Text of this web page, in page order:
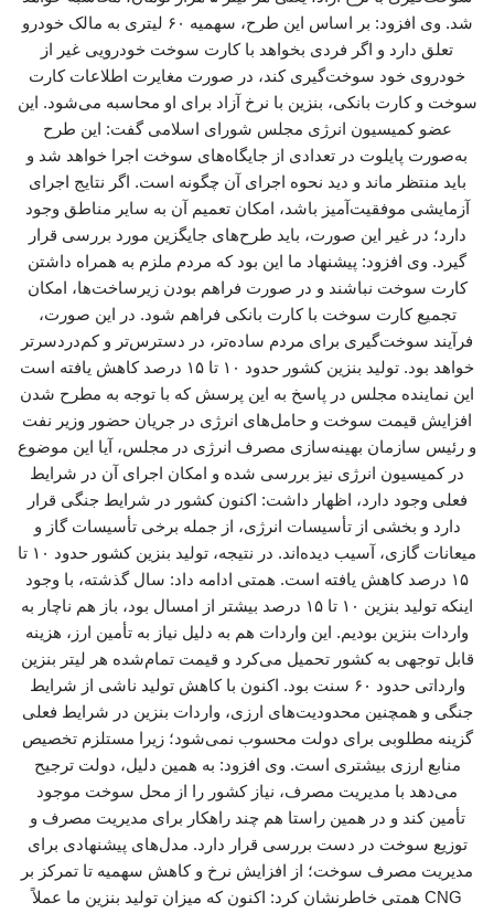
شد. وی افزود: بر اساس این طرح، سهمیه ۶۰ لیتری به مالک خودرو
تعلق دارد و اگر فردی بخواهد با کارت سوخت خودرویی غیر از
خودروی خود سوخت‌گیری کند، در صورت مغایرت اطلاعات کارت
سوخت و کارت بانکی، بنزین با نرخ آزاد برای او محاسبه می‌شود. این
عضو کمیسیون انرژی مجلس شورای اسلامی گفت: این طرح
به‌صورت پایلوت در تعدادی از جایگاه‌های سوخت اجرا خواهد شد و
باید منتظر ماند و دید نحوه اجرای آن چگونه است. اگر نتایج اجرای
آزمایشی موفقیت‌آمیز باشد، امکان تعمیم آن به سایر مناطق وجود
دارد؛ در غیر این صورت، باید طرح‌های جایگزین مورد بررسی قرار
گیرد. وی افزود: پیشنهاد ما این بود که مردم ملزم به همراه داشتن
کارت سوخت نباشند و در صورت فراهم بودن زیرساخت‌ها، امکان
تجمیع کارت سوخت با کارت بانکی فراهم شود. در این صورت،
فرآیند سوخت‌گیری برای مردم ساده‌تر، در دسترس‌تر و کم‌دردسرتر
خواهد بود. تولید بنزین کشور حدود ۱۰ تا ۱۵ درصد کاهش یافته است
این نماینده مجلس در پاسخ به این پرسش که با توجه به مطرح شدن
افزایش قیمت سوخت و حامل‌های انرژی در جریان حضور وزیر نفت
و رئیس سازمان بهینه‌سازی مصرف انرژی در مجلس، آیا این موضوع
در کمیسیون انرژی نیز بررسی شده و امکان اجرای آن در شرایط
فعلی وجود دارد، اظهار داشت: اکنون کشور در شرایط جنگی قرار
دارد و بخشی از تأسیسات انرژی، از جمله برخی تأسیسات گاز و
میعانات گازی، آسیب دیده‌اند. در نتیجه، تولید بنزین کشور حدود ۱۰ تا
۱۵ درصد کاهش یافته است. همتی ادامه داد: سال گذشته، با وجود
اینکه تولید بنزین ۱۰ تا ۱۵ درصد بیشتر از امسال بود، باز هم ناچار به
واردات بنزین بودیم. این واردات هم به دلیل نیاز به تأمین ارز، هزینه
قابل توجهی به کشور تحمیل می‌کرد و قیمت تمام‌شده هر لیتر بنزین
وارداتی حدود ۶۰ سنت بود. اکنون با کاهش تولید ناشی از شرایط
جنگی و همچنین محدودیت‌های ارزی، واردات بنزین در شرایط فعلی
گزینه مطلوبی برای دولت محسوب نمی‌شود؛ زیرا مستلزم تخصیص
منابع ارزی بیشتری است. وی افزود: به همین دلیل، دولت ترجیح
می‌دهد با مدیریت مصرف، نیاز کشور را از محل سوخت موجود
تأمین کند و در همین راستا هم چند راهکار برای مدیریت مصرف و
توزیع سوخت در دست بررسی قرار دارد. مدل‌های پیشنهادی برای
مدیریت مصرف سوخت؛ از افزایش نرخ و کاهش سهمیه تا تمرکز بر
CNG همتی خاطرنشان کرد: اکنون که میزان تولید بنزین ما عملاً